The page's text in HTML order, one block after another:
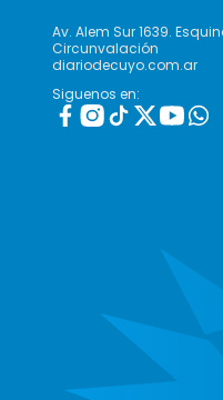
Av. Alem Sur 1639.
Circunvalación
diariodecuyo.com.ar
Siguenos en: